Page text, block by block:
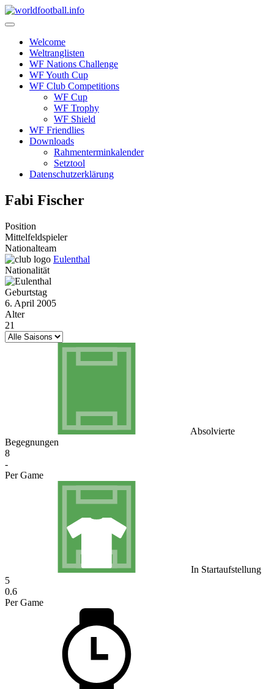
Skip
to
Welcome
Weltranglisten
WF Nations Challenge
WF Youth Cup
WF Club Competitions
WF Cup
WF Trophy
WF Shield
WF Friendlies
Downloads
Rahmenterminkalender
Setztool
Datenschutzerklärung
Fabi Fischer
Position
Mittelfeldspieler
Nationalteam
Eulenthal
Nationalität
Geburtstag
6. April 2005
Alter
21
Absolvierte
Begegnungen
8
-
Per Game
In Startaufstellung
5
0.6
Per Game